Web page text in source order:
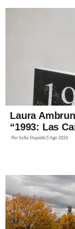
Laura
“1993: Las
PorSofía Stupiello5 Ago 2026